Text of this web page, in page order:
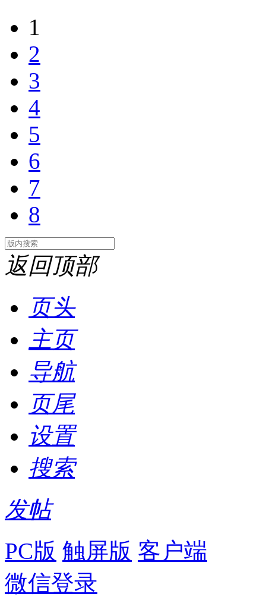
1
2
3
4
5
6
7
8
返回顶部
页头
主页
导航
页尾
设置
搜索
发帖
PC版 触屏版 客户端
微信登录